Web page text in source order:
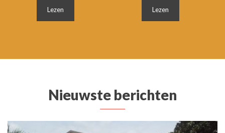
Lezen Lezen
Nieuwste berichten